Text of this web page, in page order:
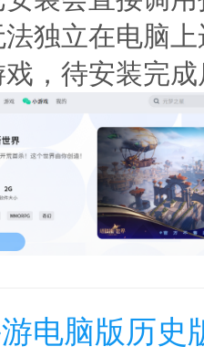
独立在电脑
，待安装完
电脑版历史